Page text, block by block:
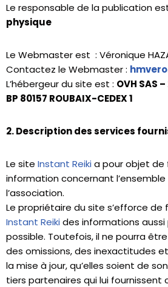
Le responsable de la publication
physique
Le Webmaster est : Véronique
Contactez le Webmaster :
L’hébergeur du site est : OVH SAS
BP 80157 ROUBAIX-CEDEX 1
2. Description des services
Le site Instant Reiki a pour objet de
information concernant
l’association.
Le propriétaire du site s’efforce de
Instant Reiki des informations aussi
possible. Toutefois, il ne pourra
des omissions, des inexactitudes
la mise à jour, qu’elles soient de
tiers partenaires qui lui fournissent